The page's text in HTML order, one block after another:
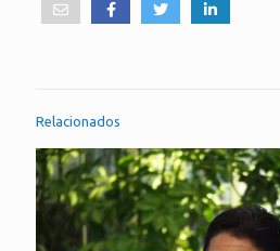
Relacionados